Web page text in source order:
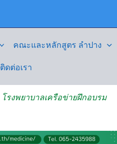
คณะและหลักสูตร ลำปาง
ติดต่อเรา
โรงพยาบาลเครือข่ายฝึกอบรม